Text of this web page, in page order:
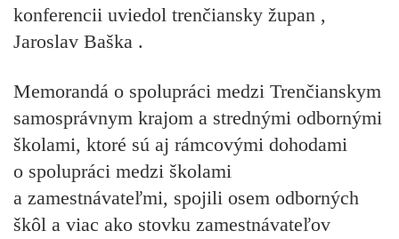
konferencii uviedol trenčiansky župan ,
Jaroslav Baška .
Memorandá o spolupráci medzi Trenčianskym
samosprávnym krajom a strednými odbornými
školami, ktoré sú aj rámcovými dohodami
o spolupráci medzi školami
a zamestnávateľmi, spojili osem odborných
škôl a viac ako stovku zamestnávateľov